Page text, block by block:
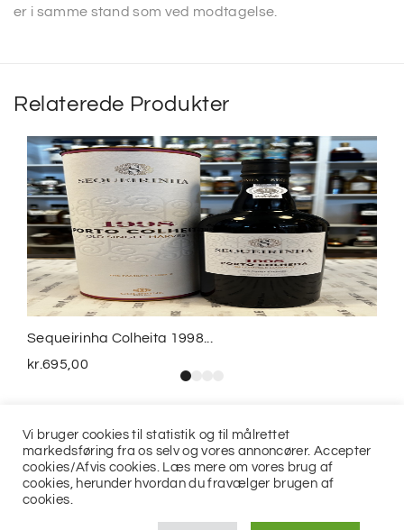
er i samme stand som ved modtagelse.
Relaterede Produkter
Sequeirinha Colheita 1998...
kr.695,00
Vi bruger cookies til statistik og til målrettet
markedsføring fra os selv og vores annoncører. Accepter
cookies/Afvis cookies. Læs mere om vores brug af
cookies, herunder hvordan du fravælger brugen af
cookies.